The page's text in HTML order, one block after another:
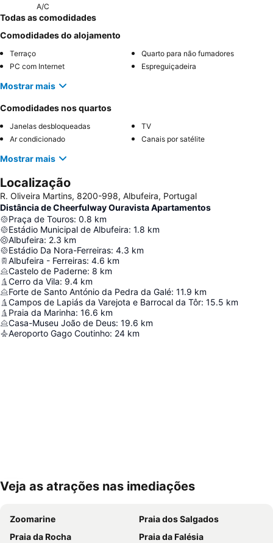
A/C
Todas as comodidades
Comodidades do alojamento
Terraço
Quarto para não fumadores
PC com Internet
Espreguiçadeira
Mostrar mais
Comodidades nos quartos
Janelas desbloqueadas
TV
Ar condicionado
Canais por satélite
Mostrar mais
Localização
R. Oliveira Martins, 8200-998, Albufeira, Portugal
Distância de Cheerfulway Ouravista Apartamentos
Praça de Touros: 0.8 km
Estádio Municipal de Albufeira: 1.8 km
Albufeira: 2.3 km
Estádio Da Nora-Ferreiras: 4.3 km
Albufeira - Ferreiras: 4.6 km
Castelo de Paderne: 8 km
Cerro da Vila: 9.4 km
Forte de Santo António da Pedra da Galé: 11.9 km
Campos de Lapiás da Varejota e Barrocal da Tôr: 15.5 km
Praia da Marinha: 16.6 km
Casa-Museu João de Deus: 19.6 km
Aeroporto Gago Coutinho: 24 km
Ampliar mapa
Veja as atrações nas imediações
Zoomarine
Praia dos Salgados
Praia da Rocha
Praia da Falésia